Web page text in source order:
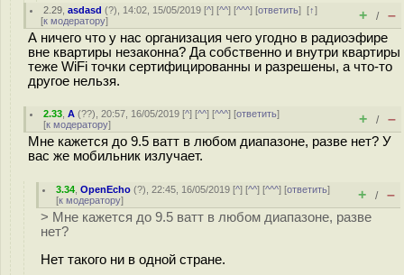
2.29 ,asdasd (?), 14:02, 15/05/2019 [^] [^^] [^^^] [ответить][↑]
[к модератору] + / –
А ничего что у нас организация чего угодно в радиоэфире
вне квартиры незаконна? Да собственно и внутри квартиры
теже WiFi точки сертифицированны и разрешены, а что-то
другое нельзя.
2.33 ,А (??), 20:57, 16/05/2019 [^] [^^] [^^^] [ответить]
[к модератору] + / –
Мне кажется до 9.5 ватт в любом диапазоне, разве нет? У
вас же мобильник излучает.
3.34 ,OpenEcho (?), 22:45, 16/05/2019 [^] [^^] [^^^] [ответить]
[к модератору] + / –
> Мне кажется до 9.5 ватт в любом диапазоне, разве
нет?
Нет такого ни в одной стране.